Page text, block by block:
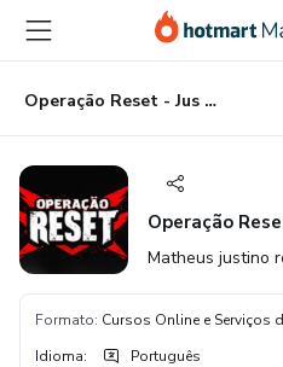
para
conteúdo
principal
para
pagamento
para
rodapé
Operação Reset - Jus Time
Operação
Matheus justino
Formato: Cursos Online e Serviços
Idioma: Português